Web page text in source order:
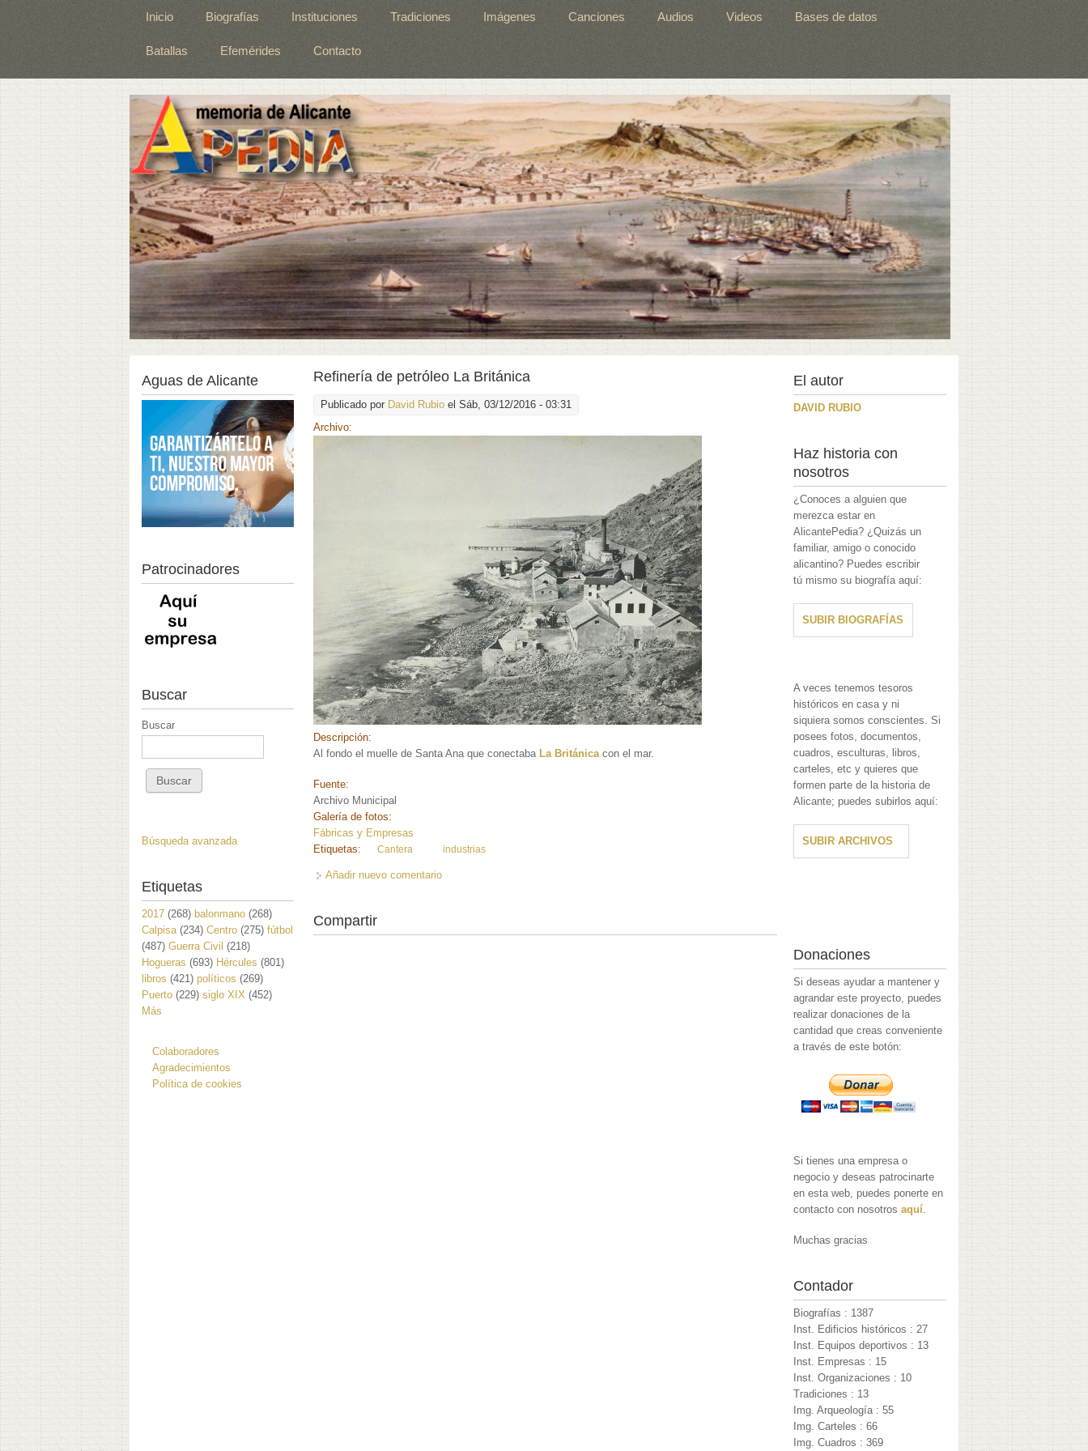
Inicio Biografías Instituciones Tradiciones Imágenes Canciones Audios Videos Bases de datos
Batallas Efemérides Contacto
Refinería de petróleo La Británica
Publicado por David Rubio el Sáb, 03/12/2016 - 03:31
Archivo:
Descripción:
Al fondo el muelle de Santa Ana que conectaba La Británicacon el mar.
Fuente:
Archivo Municipal
Galería de fotos:
Fábricas y Empresas
Etiquetas:
Cantera industrias
Añadir nuevo comentario
Compartir
Aguas de Alicante
Patrocinadores
Buscar
Buscar
Búsqueda avanzada
Etiquetas
2017 (268) balonmano (268)
Calpisa (234) Centro (275) fútbol
(487) Guerra Civil (218)
Hogueras (693) Hércules (801)
libros (421) políticos (269)
Puerto (229) siglo XIX (452)
Más
Colaboradores
Agradecimientos
Política de cookies
El autor
DAVID RUBIO
Haz historia con
nosotros
¿Conoces a alguien que
merezca estar en
AlicantePedia? ¿Quizás un
familiar, amigo o conocido
alicantino? Puedes escribir
tú mismo su biografía aquí:
SUBIR BIOGRAFÍAS
A veces tenemos tesoros
históricos en casa y ni
siquiera somos conscientes. Si
posees fotos, documentos,
cuadros, esculturas, libros,
carteles, etc y quieres que
formen parte de la historia de
Alicante; puedes subirlos aquí:
SUBIR ARCHIVOS
Donaciones
Si deseas ayudar a mantener y
agrandar este proyecto, puedes
realizar donaciones de la
cantidad que creas conveniente
a través de este botón:
Si tienes una empresa o
negocio y deseas patrocinarte
en esta web, puedes ponerte en
contacto con nosotrosaquí.
Muchas gracias
Contador
Biografías : 1387
Inst. Edificios históricos : 27
Inst. Equipos deportivos : 13
Inst. Empresas : 15
Inst. Organizaciones : 10
Tradiciones : 13
Img. Arqueología : 55
Img. Carteles : 66
Img. Cuadros : 369